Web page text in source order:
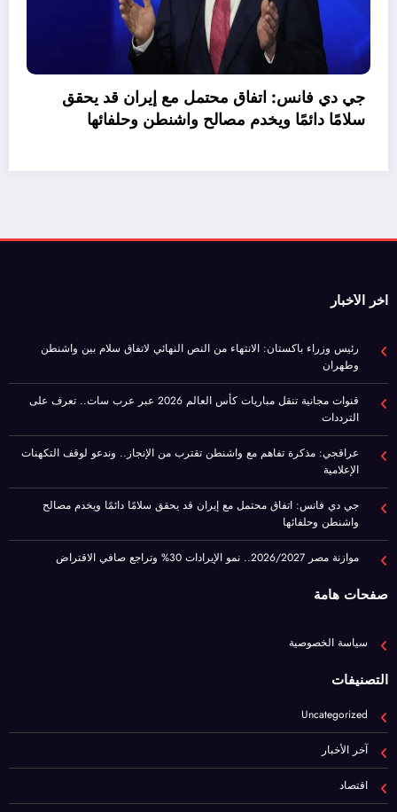
صافي الاقتراض
عراقجي: مذكرة تفاهم مع واشنطن تقترب من الإنجاز.. وندعو لوقف التكهنات
الإعلامية
جي دي فانس: اتفاق محتمل مع إيران قد يحقق سلامًا دائمًا ويخدم مصالح
واشنطن وحلفائها
موازنة مصر 2026/2027.. نمو الإيرادات 30% وتراجع صافي الاقتراض
صفحات هامة
سياسة الخصوصية
التصنيفات
المرأة والطفل
برا مصر